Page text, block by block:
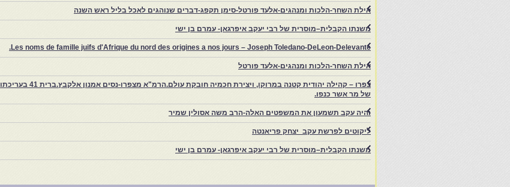
אילת השחר-הלכות ומנהגים-אלעד פורטל-סימן תקפג-דברים שנוהגים לאכל בליל ראש השנה
משנתו הקבלית–מוסרית של רבי יעקב איפרגאן- עמרם בן ישי
Les noms de famille juifs d'Afrique du nord des origines a nos jours – Joseph Toledano-DeLeon-Delevante.
אילת השחר-הלכות ומנהגים-אלעד פורטל
צפרו – קהילה יהודית קטנה במרוקו, ויצירת חכמיה חובקת עולם.הרמ"א מצפרו-נסים אמנון אלקבץ.ברית 41 בעריכתו
של מר אשר כנפו.
והיה עקב תשמעון את המשפטים האלה-הרב משה אסולין שמיר
ליקוטים לפרשת עקב יצחק פריאנטה
משנתו הקבלית–מוסרית של רבי יעקב איפרגאן- עמרם בן ישי